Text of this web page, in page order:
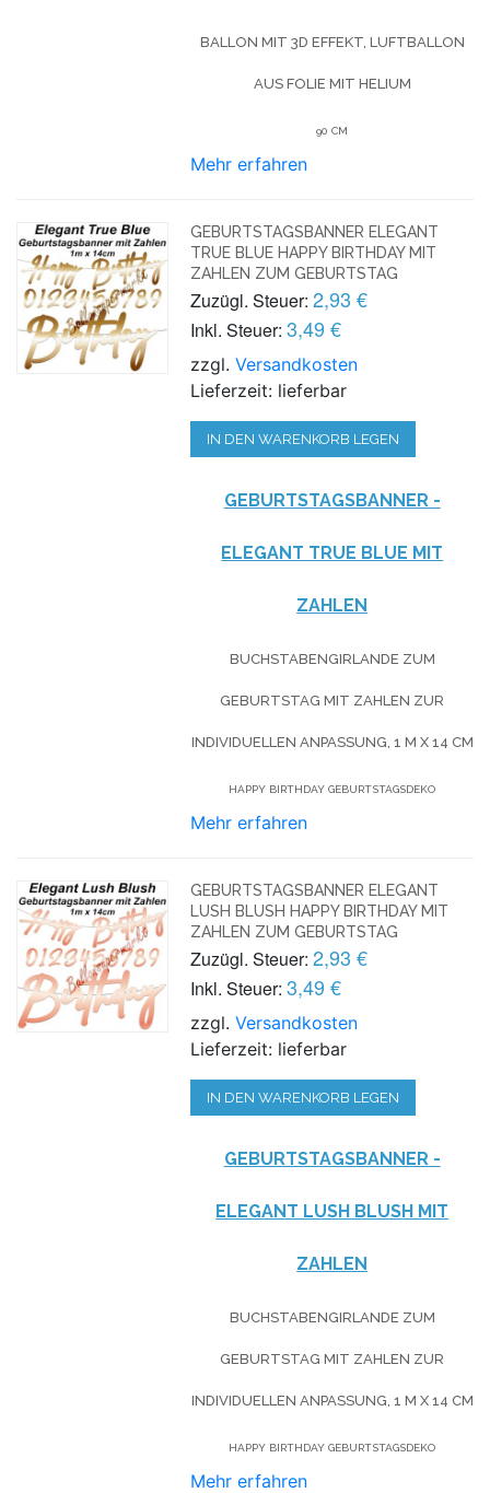
BALLON MIT 3D EFFEKT, LUFTBALLON
AUS FOLIE MIT HELIUM
90 CM
Mehr erfahren
GEBURTSTAGSBANNER ELEGANT
TRUE BLUE HAPPY BIRTHDAY MIT
ZAHLEN ZUM GEBURTSTAG
Zuzügl. Steuer: 2,93 €
Inkl. Steuer: 3,49 €
zzgl.Versandkosten
Lieferzeit: lieferbar
IN DEN WARENKORB LEGEN
GEBURTSTAGSBANNER -
ELEGANT TRUE BLUE MIT
ZAHLEN
BUCHSTABENGIRLANDE ZUM
GEBURTSTAG MIT ZAHLEN ZUR
INDIVIDUELLEN ANPASSUNG, 1 M X 14 CM
HAPPY BIRTHDAY GEBURTSTAGSDEKO
Mehr erfahren
GEBURTSTAGSBANNER ELEGANT
LUSH BLUSH HAPPY BIRTHDAY MIT
ZAHLEN ZUM GEBURTSTAG
Zuzügl. Steuer: 2,93 €
Inkl. Steuer: 3,49 €
zzgl.Versandkosten
Lieferzeit: lieferbar
IN DEN WARENKORB LEGEN
GEBURTSTAGSBANNER -
ELEGANT LUSH BLUSH MIT
ZAHLEN
BUCHSTABENGIRLANDE ZUM
GEBURTSTAG MIT ZAHLEN ZUR
INDIVIDUELLEN ANPASSUNG, 1 M X 14 CM
HAPPY BIRTHDAY GEBURTSTAGSDEKO
Mehr erfahren